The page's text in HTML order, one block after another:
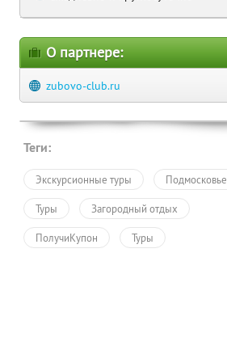
О партнере:
zubovo-club.ru
Теги:
Экскурсионные туры Подмосковье
Туры Загородный отдых
ПолучиКупон Туры